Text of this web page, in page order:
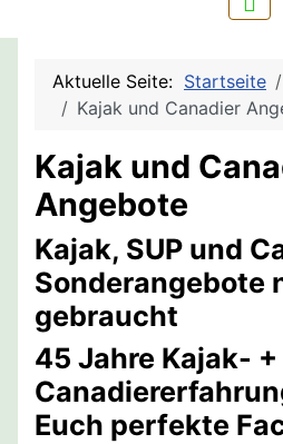
Aktuelle Seite: Startseite
Kajak und Canadier
Kajak und
Angebote
Kajak, SUP und
Sonderangebote
gebraucht
45 Jahre Kajak- +
Euch perfekte